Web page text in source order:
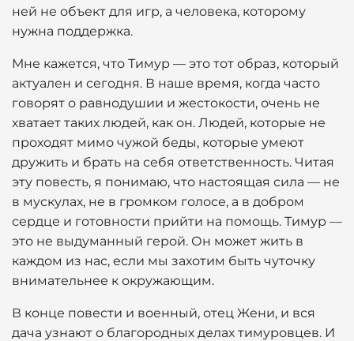
ней не объект для игр, а человека, которому
нужна поддержка.
Мне кажется, что Тимур — это тот образ, который
актуален и сегодня. В наше время, когда часто
говорят о равнодушии и жестокости, очень не
хватает таких людей, как он. Людей, которые не
проходят мимо чужой беды, которые умеют
дружить и брать на себя ответственность. Читая
эту повесть, я понимаю, что настоящая сила — не
в мускулах, не в громком голосе, а в добром
сердце и готовности прийти на помощь. Тимур —
это не выдуманный герой. Он может жить в
каждом из нас, если мы захотим быть чуточку
внимательнее к окружающим.
В конце повести и военный, отец Жени, и вся
дача узнают о благородных делах тимуровцев. И